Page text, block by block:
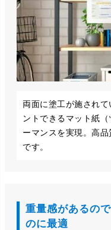
両面に塗工が施され
ントできるマット紙
ーマンスを実現。高
です。
重量感があるの
のに最適